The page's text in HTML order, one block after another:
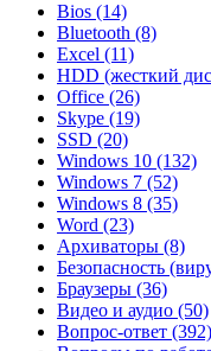
Bios (14)
Bluetooth (8)
Excel (11)
HDD (жесткий
Office (26)
Skype (19)
SSD (20)
Windows 10 (132)
Windows 7 (52)
Windows 8 (35)
Word (23)
Архиваторы (8)
Безопасность
Браузеры (36)
Видео и аудио (50)
Вопрос-ответ (392)